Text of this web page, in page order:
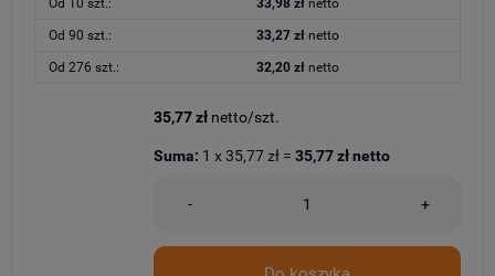
Od 90 szt.: 33,27 złnetto
Od 276 szt.: 32,20 złnetto
35,77 zł netto/szt.
- +
Suma: 1 x35,77 zł = 35,77 złnetto